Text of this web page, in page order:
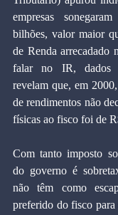
empresas
bilhões, valor maior
de Renda arrecadado
falar no IR, dados
revelam que, em
de rendimentos não
físicas ao fisco foi de
Com tanto imposto
do governo é
não têm como
preferido do fisco para